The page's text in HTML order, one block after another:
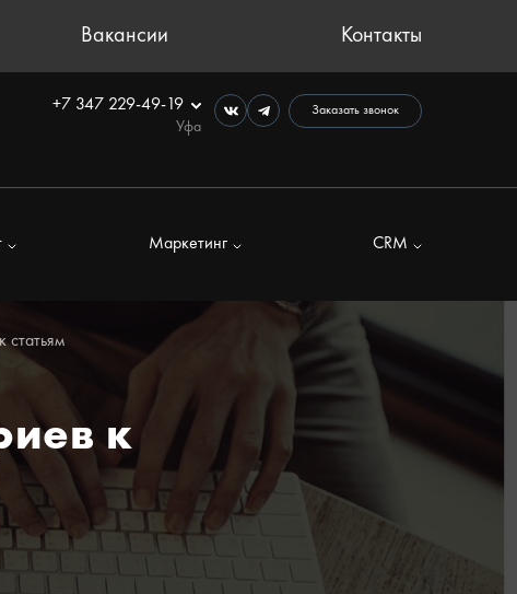
Вакансии Контакты
+7 347 229-49-19
Уфа
Заказать звонок
Маркетинг CRM
статьям
к